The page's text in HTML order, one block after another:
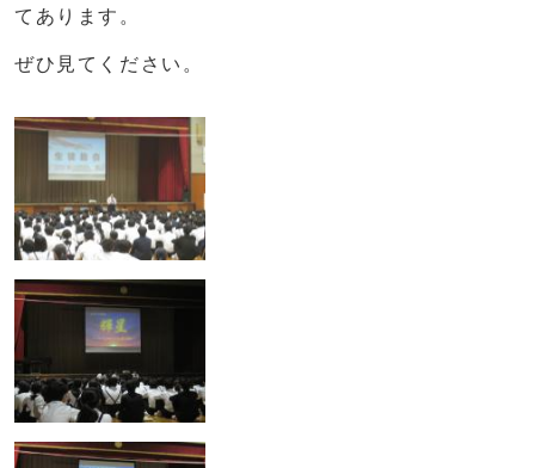
てあります。
ぜひ見てください。